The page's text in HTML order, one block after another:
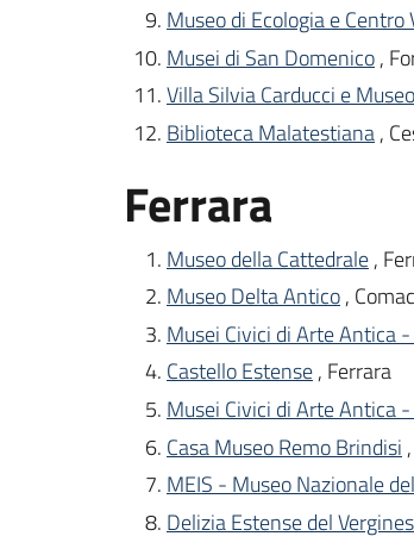
Museo di Ecologia e
Musei di San Domenico,
Villa Silvia Carducci e
Biblioteca Malatestiana,
Ferrara
Museo della Cattedrale,
Museo Delta Antico,
Musei Civici di Arte Antica
Castello Estense, Ferrara
Musei Civici di Arte Antica
Casa Museo Remo Brindisi
MEIS - Museo Nazionale
Delizia Estense del